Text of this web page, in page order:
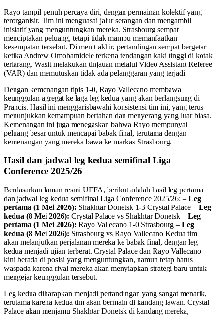
Rayo tampil penuh percaya diri, dengan permainan kolektif yang
terorganisir. Tim ini menguasai jalur serangan dan mengambil
inisiatif yang menguntungkan mereka. Strasbourg sempat
menciptakan peluang, tetapi tidak mampu memanfaatkan
kesempatan tersebut. Di menit akhir, pertandingan sempat bergetar
ketika Andrew Omobamidele terkena tendangan kaki tinggi di kotak
terlarang. Wasit melakukan tinjauan melalui Video Assistant Referee
(VAR) dan memutuskan tidak ada pelanggaran yang terjadi.
Dengan kemenangan tipis 1-0, Rayo Vallecano membawa
keunggulan agregat ke laga leg kedua yang akan berlangsung di
Prancis. Hasil ini menggarisbawahi konsistensi tim ini, yang terus
menunjukkan kemampuan bertahan dan menyerang yang luar biasa.
Kemenangan ini juga menegaskan bahwa Rayo mempunyai
peluang besar untuk mencapai babak final, terutama dengan
kemenangan yang mereka bawa ke markas Strasbourg.
Hasil dan jadwal leg kedua semifinal Liga
Conference 2025/26
Berdasarkan laman resmi UEFA, berikut adalah hasil leg pertama
dan jadwal leg kedua semifinal Liga Conference 2025/26: – Leg
pertama (1 Mei 2026): Shakhtar Donetsk 1-3 Crystal Palace – Leg
kedua (8 Mei 2026): Crystal Palace vs Shakhtar Donetsk – Leg
pertama (1 Mei 2026): Rayo Vallecano 1-0 Strasbourg – Leg
kedua (8 Mei 2026): Strasbourg vs Rayo Vallecano Kedua tim
akan melanjutkan perjalanan mereka ke babak final, dengan leg
kedua menjadi ujian terberat. Crystal Palace dan Rayo Vallecano
kini berada di posisi yang menguntungkan, namun tetap harus
waspada karena rival mereka akan menyiapkan strategi baru untuk
mengejar keunggulan tersebut.
Leg kedua diharapkan menjadi pertandingan yang sangat menarik,
terutama karena kedua tim akan bermain di kandang lawan. Crystal
Palace akan menjamu Shakhtar Donetsk di kandang mereka,